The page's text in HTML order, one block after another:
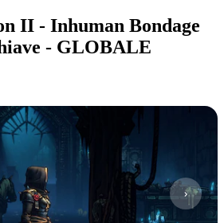
II - Inhuman Bondage
- GLOBALE